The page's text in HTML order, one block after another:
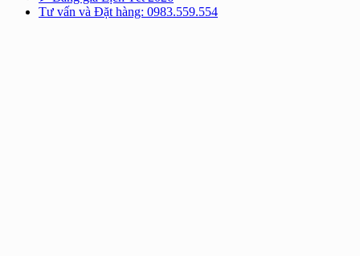
Tư vấn và Đặt hàng: 0983.559.554